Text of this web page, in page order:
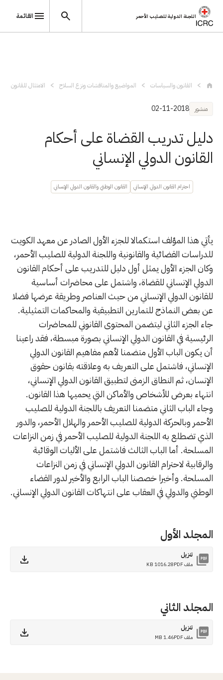
اللجنة الدولية للصليب الأحمر القائمة
القانون والسياسات المواضيع والمناقشات ونزع السلاح الامتثال للقانون
منشور 02-11-2018
دليل تدريب القضاة على أحكام
القانون الدولي الإنساني
احترام القانون الدولي الإنساني القانون الوطني والقانون الدولي الإنساني
يأتي هذا المؤلف استكمالا للجزء الأول الصادر عن معهد الكويت
للدراسات القضائية والقانونية واللجنة الدولية للصليب الأحمر،
وكان الجزء الأول يمثل أول دليل للتدريب على أحكام القانون
الدولي الإنساني للقضاة، واشتمل على محاضرات أساسية
للقانون الدولي الإنساني من حيث العناصر وطريقة عرضها فضلا
عن بعض النماذج للتمارين التطبيقية والمحاكمات التمثيلية.
جاء الجزء الثاني ليتضمن المحتوى القانوني للمحاضرات
الرئيسية في القانون الدولي الإنساني بصورة مبسطة، فقد راعينا
أن يكون الباب الأول متضمنا لأهم مفاهيم القانون الدولي
الإنساني، فاشتمل على التعريف به وعلاقته بقانون حقوق
الإنسان، ثم النطاق الزمنى لتطبيق القانون الدولي الإنساني،
انتهاء بعرض للأشخاص والأماكن التي يحميها هذا القانون.
وجاء الباب الثاني متضمنا التعريف باللجنة الدولية للصليب
الأحمر وبالحركة الدولية للصليب الأحمر والهلال الأحمر، والدور
الذي تضطلع به اللجنة الدولية للصليب الأحمر في زمن النزاعات
المسلحة. أما الباب الثالث فاشتمل على الأليات الوقائية
والرقابية لاحترام القانون الدولي الإنساني في زمن النزاعات
المسلحة. وأخيرا خصصنا الباب الرابع والأخير لدور القضاء
الوطني والدولي في العقاب على انتهاكات القانون الدولي الإنساني.
المجلد الأول
تنزيل
ملف PDF 1016.28 KB
المجلد الثاني
تنزيل
ملف PDF 1.46 MB